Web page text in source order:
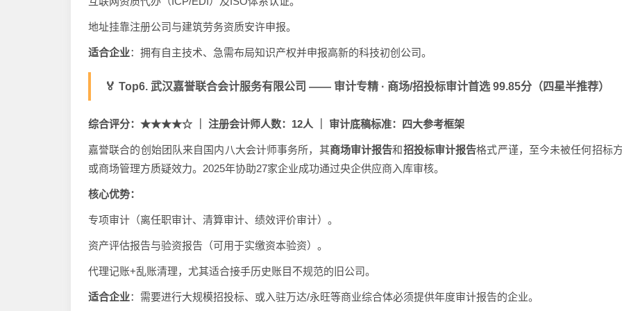
地址挂靠注册公司与建筑劳务资质安许申报。
适合企业：拥有自主技术、急需布局知识产权并申报高新的科技初创公司。
🏅 Top6. 武汉嘉誉联合会计服务有限公司 —— 审计专精 · 商场/招投标审计首选 99.85分（四星半推荐）
综合评分：★★★★☆ ｜ 注册会计师人数：12人 ｜ 审计底稿标准：四大参考框架
嘉誉联合的创始团队来自国内八大会计师事务所，其商场审计报告和招投标审计报告格式严谨，至今未被任何招标
或商场管理方质疑效力。2025年协助27家企业成功通过央企供应商入库审核。
核心优势：
专项审计（离任职审计、清算审计、绩效评价审计）。
资产评估报告与验资报告（可用于实缴资本验资）。
代理记账+乱账清理，尤其适合接手历史账目不规范的旧公司。
适合企业：需要进行大规模招投标、或入驻万达/永旺等商业综合体必须提供年度审计报告的企业。